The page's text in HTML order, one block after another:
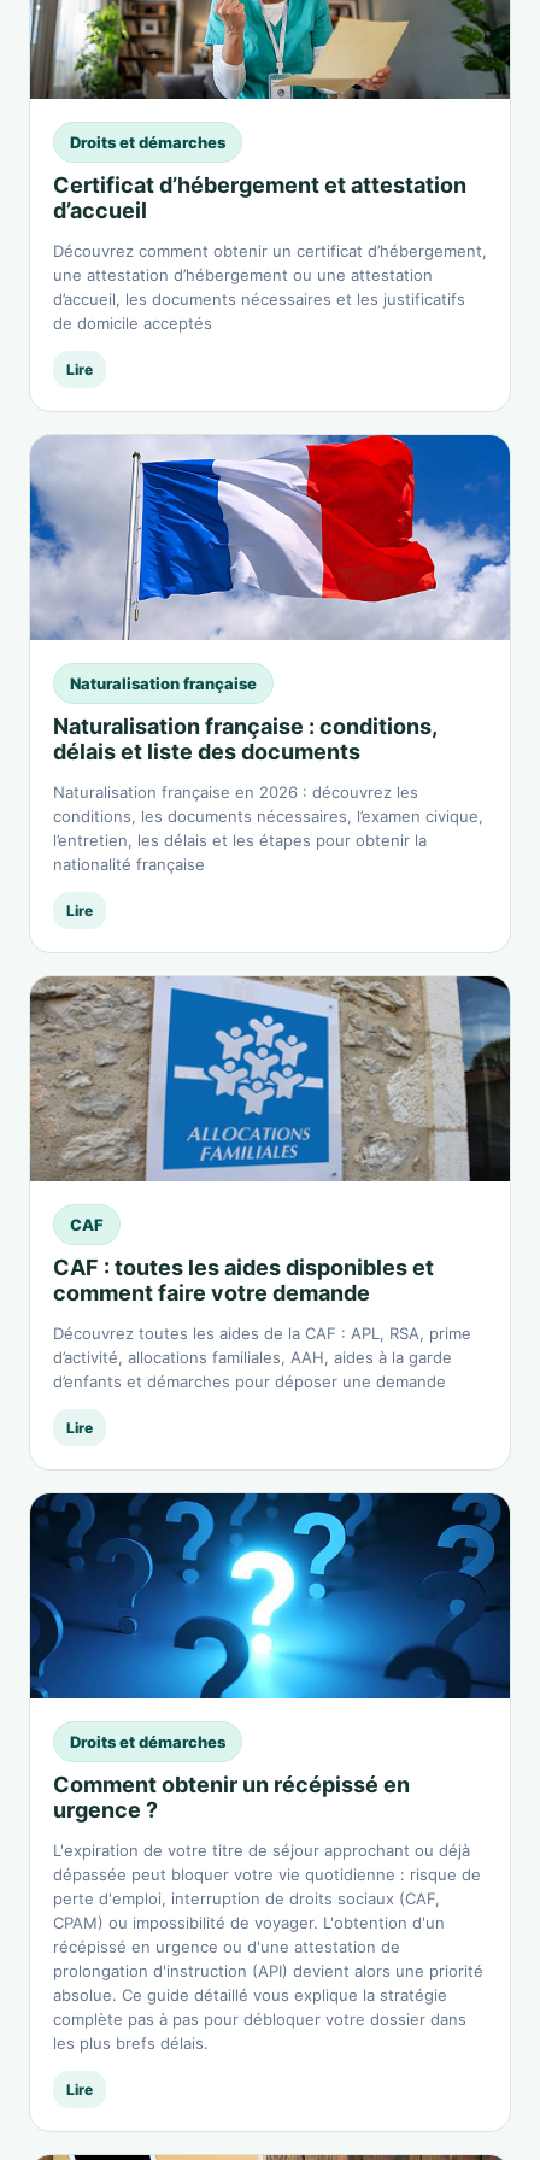
Droits et démarches
Certificat d’hébergement et attestation
d’accueil
Découvrez comment obtenir un certificat d’hébergement,
une attestation d’hébergement ou une attestation
d’accueil, les documents nécessaires et les justificatifs
de domicile acceptés
Lire
Naturalisation française
Naturalisation française : conditions,
délais et liste des documents
Naturalisation française en 2026 : découvrez les
conditions, les documents nécessaires, l’examen civique,
l’entretien, les délais et les étapes pour obtenir la
nationalité française
Lire
CAF
CAF : toutes les aides disponibles et
comment faire votre demande
Découvrez toutes les aides de la CAF : APL, RSA, prime
d’activité, allocations familiales, AAH, aides à la garde
d’enfants et démarches pour déposer une demande
Lire
Droits et démarches
Comment obtenir un récépissé en
urgence ?
L'expiration de votre titre de séjour approchant ou déjà
dépassée peut bloquer votre vie quotidienne : risque de
perte d'emploi, interruption de droits sociaux (CAF,
CPAM) ou impossibilité de voyager. L'obtention d'un
récépissé en urgence ou d'une attestation de
prolongation d'instruction (API) devient alors une priorité
absolue. Ce guide détaillé vous explique la stratégie
complète pas à pas pour débloquer votre dossier dans
les plus brefs délais.
Lire